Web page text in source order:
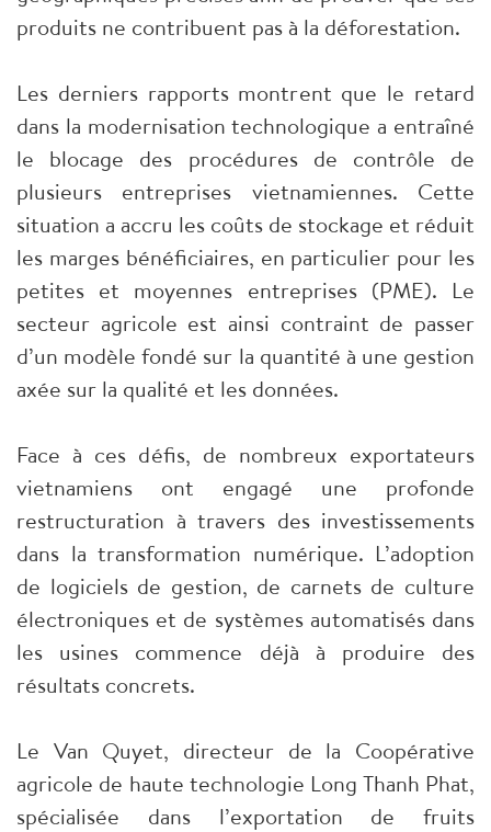
produits ne contribuent pas à la déforestation.
Les derniers rapports montrent que le retard
dans la modernisation technologique a entraîné
le blocage des procédures de contrôle de
plusieurs entreprises vietnamiennes. Cette
situation a accru les coûts de stockage et réduit
les marges bénéficiaires, en particulier pour les
petites et moyennes entreprises (PME). Le
secteur agricole est ainsi contraint de passer
d’un modèle fondé sur la quantité à une gestion
axée sur la qualité et les données.
Face à ces défis, de nombreux exportateurs
vietnamiens ont engagé une profonde
restructuration à travers des investissements
dans la transformation numérique. L’adoption
de logiciels de gestion, de carnets de culture
électroniques et de systèmes automatisés dans
les usines commence déjà à produire des
résultats concrets.
Le Van Quyet, directeur de la Coopérative
agricole de haute technologie Long Thanh Phat,
spécialisée dans l’exportation de fruits